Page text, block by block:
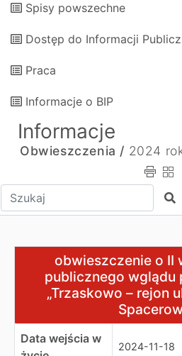
Spisy powszechne
Dostęp do Informacji
Praca
Informacje o BIP
Informacje
Obwieszczenia / 2024
Wpisz tekst do wyszukania
obwieszczenie o II
obwieszczenie o II
publicznego wglądu
„Trzaskowo – rejon
Data wejścia w
2024-11-18